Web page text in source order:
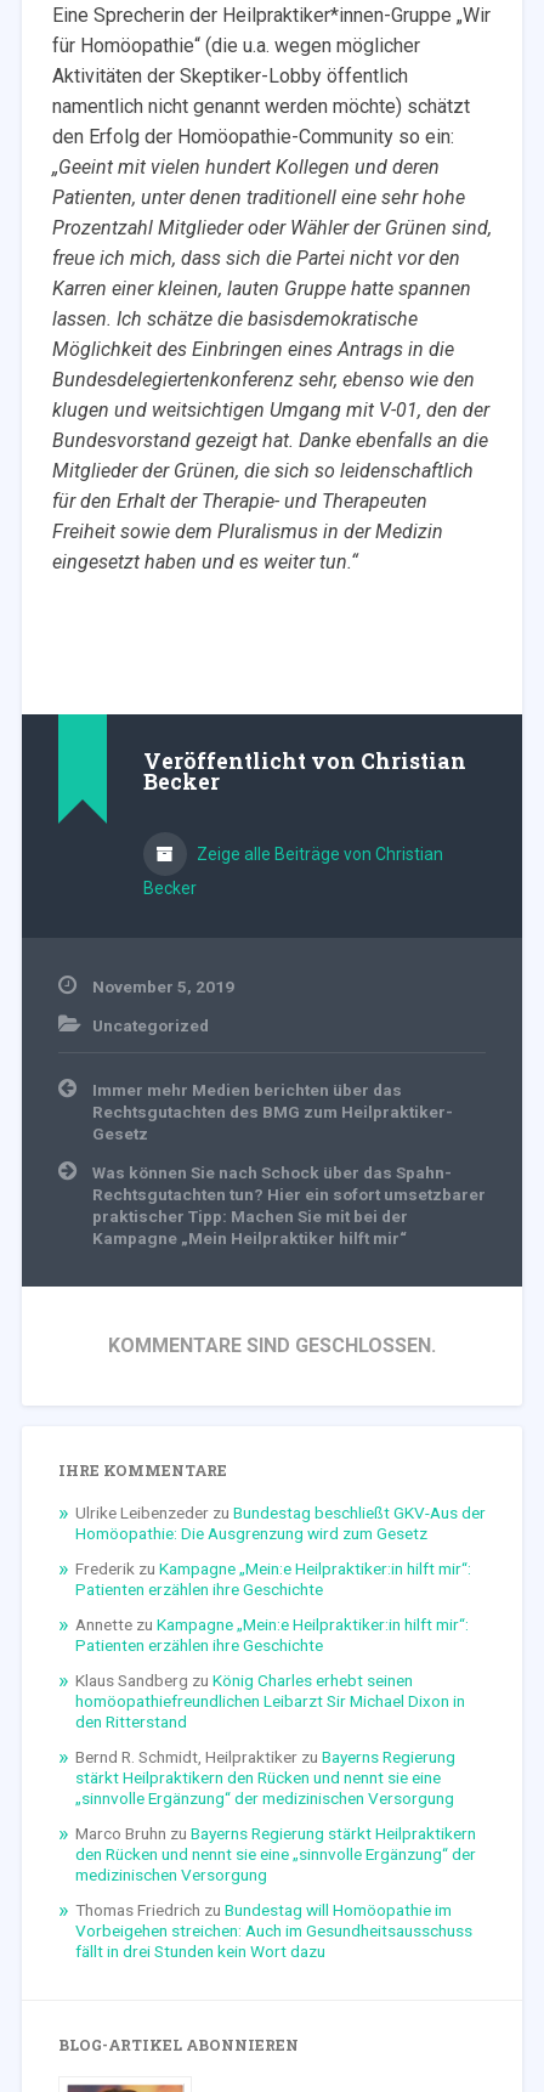
Eine Sprecherin der Heilpraktiker*innen-Gruppe „Wir
für Homöopathie“ (die u.a. wegen möglicher
Aktivitäten der Skeptiker-Lobby öffentlich
namentlich nicht genannt werden möchte) schätzt
den Erfolg der Homöopathie-Community so ein:
„Geeint mit vielen hundert Kollegen und deren
Patienten, unter denen traditionell eine sehr hohe
Prozentzahl Mitglieder oder Wähler der Grünen sind,
freue ich mich, dass sich die Partei nicht vor den
Karren einer kleinen, lauten Gruppe hatte spannen
lassen. Ich schätze die basisdemokratische
Möglichkeit des Einbringen eines Antrags in die
Bundesdelegiertenkonferenz sehr, ebenso wie den
klugen und weitsichtigen Umgang mit V-01, den der
Bundesvorstand gezeigt hat. Danke ebenfalls an die
Mitglieder der Grünen, die sich so leidenschaftlich
für den Erhalt der Therapie- und Therapeuten
Freiheit sowie dem Pluralismus in der Medizin
eingesetzt haben und es weiter tun.“
Veröffentlicht von Christian
Becker
Zeige alle Beiträge von Christian
Becker
November 5, 2019
Uncategorized
Beitragsnavigation
Immer mehr Medien berichten über das
Rechtsgutachten des BMG zum Heilpraktiker-
Gesetz
Was können Sie nach Schock über das Spahn-
Rechtsgutachten tun? Hier ein sofort umsetzbarer
praktischer Tipp: Machen Sie mit bei der
Kampagne „Mein Heilpraktiker hilft mir“
KOMMENTARE SIND GESCHLOSSEN.
IHRE KOMMENTARE
Ulrike Leibenzederzu Bundestag beschließt GKV-Aus der
Homöopathie: Die Ausgrenzung wird zum Gesetz
Frederik zu Kampagne „Mein:e Heilpraktiker:in hilft mir“:
Patienten erzählen ihre Geschichte
Annettezu Kampagne „Mein:e Heilpraktiker:in hilft mir“:
Patienten erzählen ihre Geschichte
Klaus Sandberg zu König Charles erhebt seinen
homöopathiefreundlichen Leibarzt Sir Michael Dixon in
den Ritterstand
Bernd R. Schmidt, Heilpraktikerzu Bayerns Regierung
stärkt Heilpraktikern den Rücken und nennt sie eine
„sinnvolle Ergänzung“ der medizinischen Versorgung
Marco Bruhn zu Bayerns Regierung stärkt Heilpraktikern
den Rücken und nennt sie eine „sinnvolle Ergänzung“ der
medizinischen Versorgung
Thomas Friedrich zu Bundestag will Homöopathie im
Vorbeigehen streichen: Auch im Gesundheitsausschuss
fällt in drei Stunden kein Wort dazu
BLOG-ARTIKEL ABONNIEREN